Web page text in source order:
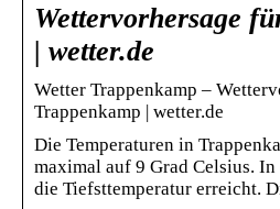
Wettervorhersage
| wetter.de
Wetter Trappenkamp –
Trappenkamp | wetter.de
Die Temperaturen in
maximal auf 9 Grad Celsius.
die Tiefsttemperatur erreicht.